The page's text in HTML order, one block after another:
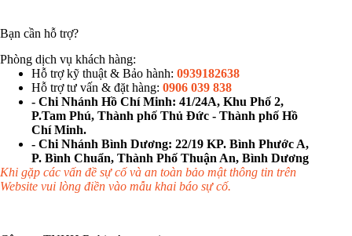
Bạn cần hỗ trợ?
Phòng dịch vụ khách hàng:
Hỗ trợ kỹ thuật & Bảo hành: 0939182638
Hỗ trợ tư vấn & đặt hàng: 0906 039 838
- Chi Nhánh Hồ Chí Minh: 41/24A, Khu Phố 2,
P.Tam Phú, Thành phố Thủ Đức - Thành phố Hồ
Chí Minh.
- Chi Nhánh Bình Dương: 22/19 KP. Bình Phước A,
P. Bình Chuẩn, Thành Phố Thuận An, Bình Dương
Khi gặp các vấn đề sự cố và an toàn bảo mật thông tin trên
Website vui lòng điền vào mẫu khai báo sự cố.